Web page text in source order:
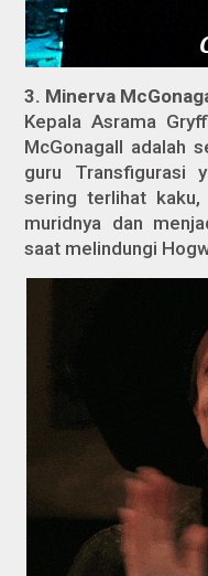
3. Minerva
Kepala Asrama
McGonagall adalah
guru Transfigurasi
sering terlihat
muridnya dan
saat melindungi